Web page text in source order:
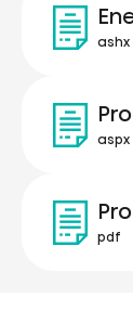
ashx
aspx
pdf